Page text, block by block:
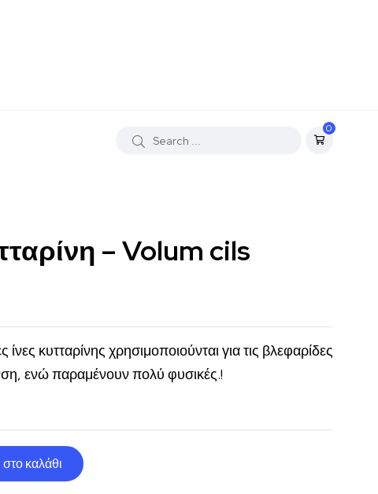
0
– Volum cils
ίνες κυτταρίνης χρησιμοποιούνται για τις βλεφαρίδες
ενώ παραμένουν πολύ φυσικές.!
καλάθι